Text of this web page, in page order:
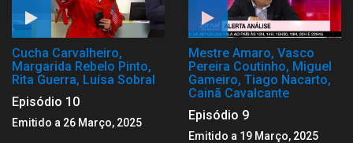
Cucha Carvalheiro,
Margarida Rebelo Pinto,
Rita Guerra, Luísa Sobral
Episódio 10
Emitido a 26 Março, 2025
Mestre Amaro, Vasco
Pereira Coutinho, Miguel
Gameiro, Tiago Nacarto,
Cainã Cavalcante
Episódio 9
Emitido a 19 Março, 2025